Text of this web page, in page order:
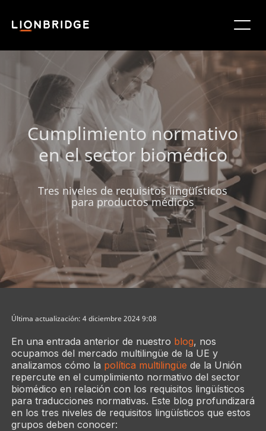
Cumplimiento normativo
en el sector biomédico
Tres niveles de requisitos lingüísticos
para productos médicos
Última actualización: 4 diciembre 2024 9:08
En una entrada anterior de nuestro blog, nos
ocupamos del mercado multilingüe de la UE y
analizamos cómo la política multilingüe de la Unión
repercute en el cumplimiento normativo del sector
biomédico en relación con los requisitos lingüísticos
para traducciones normativas. Este blog profundizará
en los tres niveles de requisitos lingüísticos que estos
grupos deben conocer: